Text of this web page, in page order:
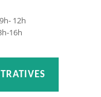
12h
16h